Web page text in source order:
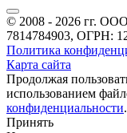
© 2008 - 2026 гг.
7814784903, ОГРН:
Политика
Карта сайта
Продолжая
использованием
конфиденциальности.
Принять